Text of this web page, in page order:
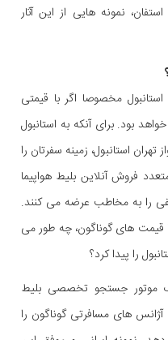
نمونه هایی از این آثار
استانبول مخصوصا اگر با قیمتی
بود. برای آنکه به استانبول
تهران استانبول، زمینه سفرتان را
فروش آنلاین بلیط هواپیما
را به مخاطب عرضه می کنند.
های گوناگون، چه طور می
را پیدا کرد؟
موتور جستجو تخصصی بلیط
های مسافرتی گوناگون را